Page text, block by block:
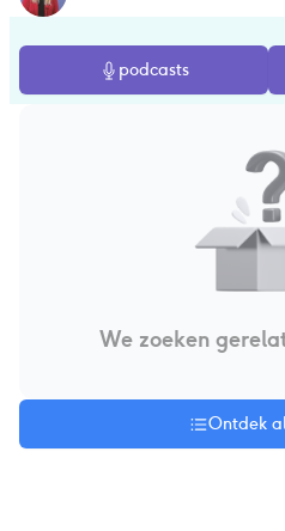
podcasts
We zoeken
Ontdek